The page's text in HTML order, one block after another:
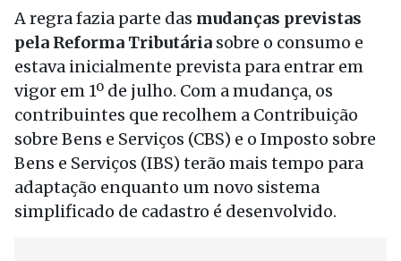
A regra fazia parte das mudanças previstas
pela Reforma Tributária sobre o consumo e
estava inicialmente prevista para entrar em
vigor em 1º de julho. Com a mudança, os
contribuintes que recolhem a Contribuição
sobre Bens e Serviços (CBS) e o Imposto sobre
Bens e Serviços (IBS) terão mais tempo para
adaptação enquanto um novo sistema
simplificado de cadastro é desenvolvido.